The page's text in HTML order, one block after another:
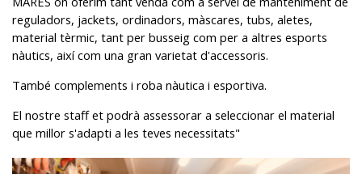
ES CA EN FR
reguladors, jackets, ordinadors, màscares, tubs, aletes,
material tèrmic, tant per busseig com per a altres esports
nàutics, així com una gran varietat d'accessoris.
També complements i roba nàutica i esportiva.
El nostre staff et podrà assessorar a seleccionar el material
que millor s'adapti a les teves necessitats"